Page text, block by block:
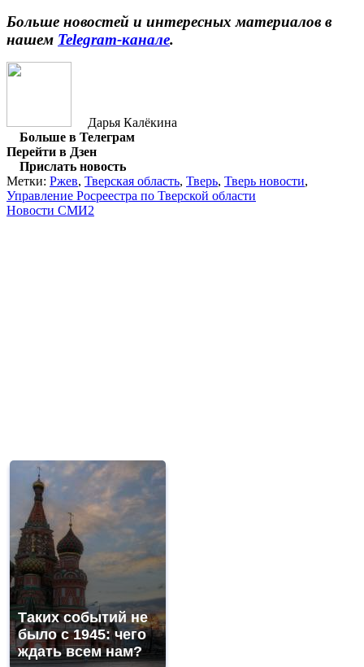
Больше новостей и интересных материалов в
нашем Telegram-канале.
Дарья Калёкина
Больше в Телеграм
Перейти в Дзен
Прислать новость
Метки: Ржев, Тверская область, Тверь, Тверь новости,
Управление Росреестра по Тверской области
Новости СМИ2
Таких событий не
было с 1945: чего
ждать всем нам?